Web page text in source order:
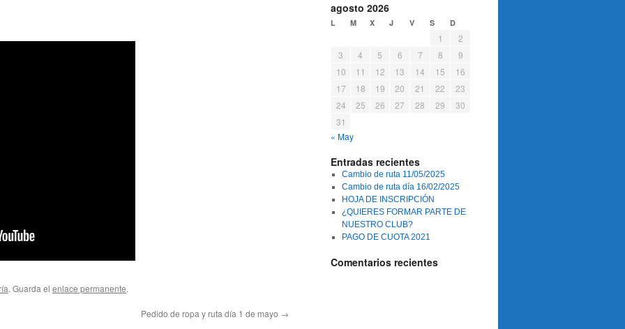
. Guarda el enlace permanente.
Pedido de ropa y ruta día 1 de mayo →
agosto 2026
L M X J V S D
1
2
3
4 5 6 7 8
9
10
11 12 13 14 15
16
17
18 19 20 21 22
23
24
25 26 27 28 29
30
31
« May
Entradas recientes
Cambio de ruta 11/05/2025
Cambio de ruta día 16/02/2025
HOJA DE INSCRIPCIÓN
¿QUIERES FORMAR PARTE DE
NUESTRO CLUB?
PAGO DE CUOTA 2021
Comentarios recientes